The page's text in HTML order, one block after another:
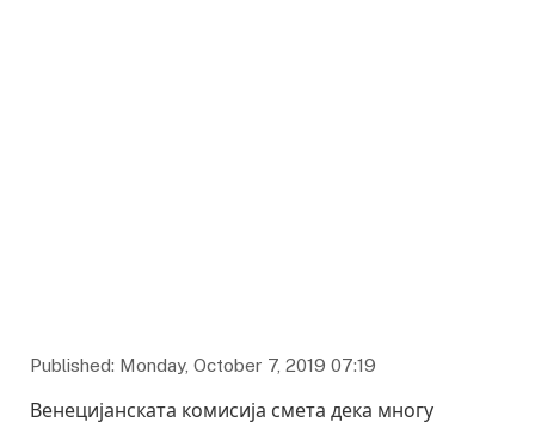
Published: Monday, October 7, 2019 07:19
Венецијанската комисија смета дека многу